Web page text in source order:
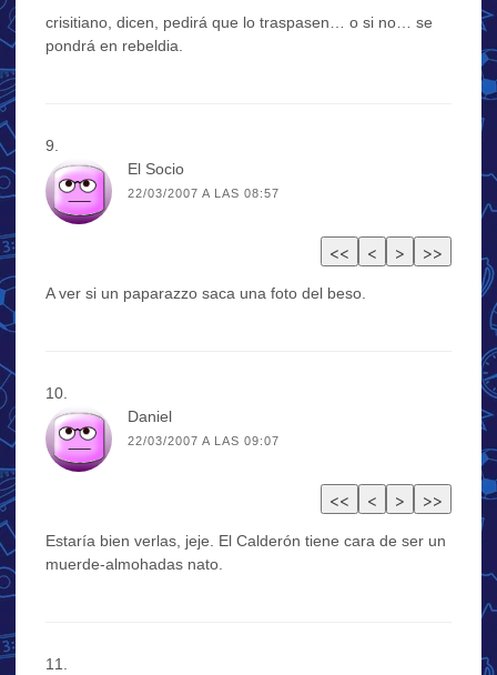
crisitiano, dicen, pedirá que lo traspasen… o si no… se
pondrá en rebeldia.
El Socio
22/03/2007 A LAS 08:57
A ver si un paparazzo saca una foto del beso.
Daniel
22/03/2007 A LAS 09:07
Estaría bien verlas, jeje. El Calderón tiene cara de ser un
muerde-almohadas nato.